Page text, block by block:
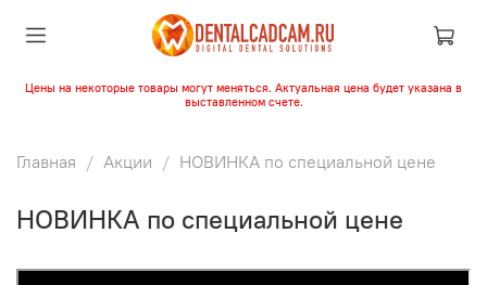
Цены на некоторые товары могут меняться. Актуальная цена будет указана в
выставленном счете.
Главная Акции НОВИНКА по специальной цене
НОВИНКА по специальной цене